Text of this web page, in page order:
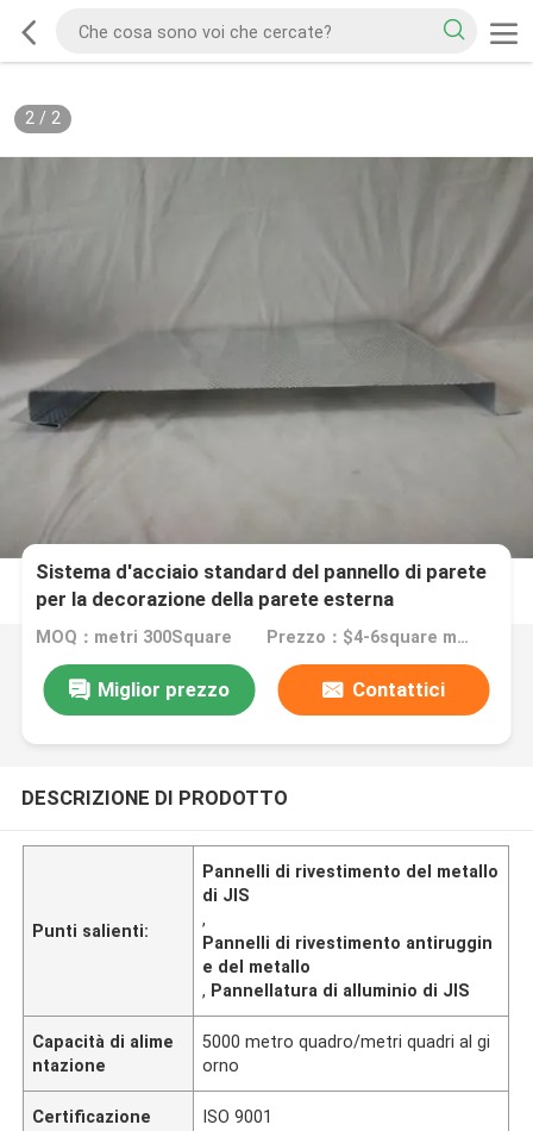
2/ 2
Sistema d'acciaio standard del pannello di parete
per la decorazione della parete esterna
antiruggine
MOQ：metri 300Square Prezzo：$4-6square meter
Miglior prezzo Contattici
DESCRIZIONE DI PRODOTTO
Punti salienti:
Pannelli di rivestimento del metallo
di JIS
,
Pannelli di rivestimento antiruggin
e del metallo
, Pannellatura di alluminio di JIS
Capacità di alime
ntazione
5000 metro quadro/metri quadri al gi
orno
Certificazione ISO 9001